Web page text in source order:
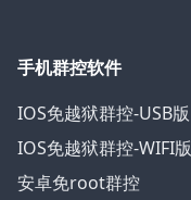
手机群控软件
IOS免越狱群控-USB版
IOS免越狱群控-WIFI版
安卓免root群控